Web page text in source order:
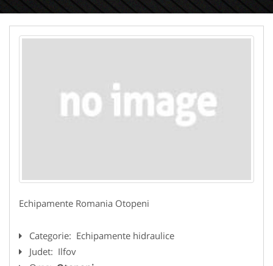
Echipamente Romania Otopeni
Categorie: Echipamente hidraulice
Judet: Ilfov